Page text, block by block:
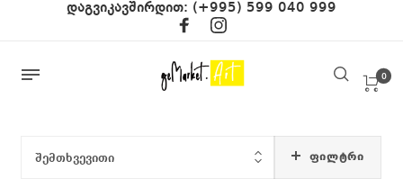
დაგვიკავშირდით: (+995) 599 040 999
0
შემთხვევითი ᲤᲘᲚᲢᲠᲘ